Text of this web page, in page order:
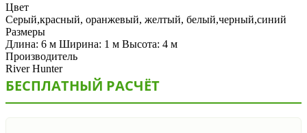
Цвет
Серый,красный, оранжевый, желтый, белый,черный,синий
Размеры
Длина: 6 м Ширина: 1 м Высота: 4 м
Производитель
River Hunter
БЕСПЛАТНЫЙ РАСЧЁТ